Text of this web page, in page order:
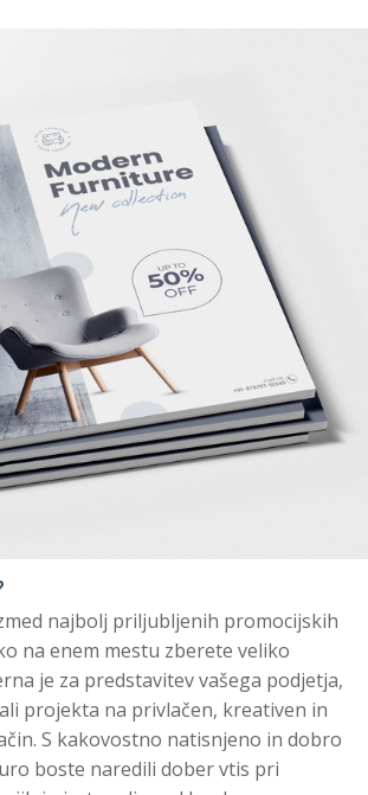
najbolj priljubljenih promocijskih
na enem mestu zberete veliko
je za predstavitev vašega podjetja,
projekta na privlačen, kreativen in
S kakovostno natisnjeno in dobro
boste naredili dober vtis pri